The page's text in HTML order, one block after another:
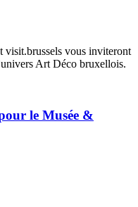
visit.brussels vous inviteront
Art Déco bruxellois.
le Musée &